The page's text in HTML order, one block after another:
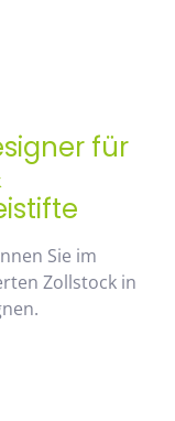
für
Sie im
Zollstock in